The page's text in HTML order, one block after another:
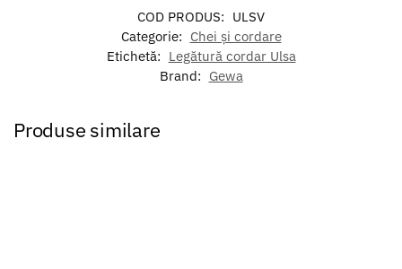
COD PRODUS: ULSV
Categorie: Chei și cordare
Etichetă: Legătură cordar Ulsa
Brand: Gewa
Produse similare